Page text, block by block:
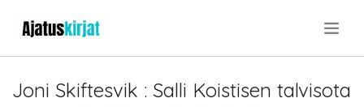
Joni Skiftesvik : Salli Koistisen talvisota